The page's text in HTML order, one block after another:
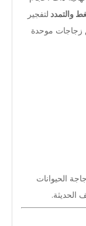
والتمدد لتفجير
زجاجات موحدة
الحيوانات
الحديثة.